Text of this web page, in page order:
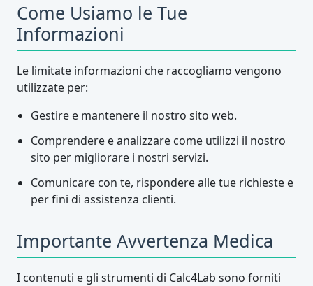
Come Usiamo le Tue
Informazioni
Le limitate informazioni che raccogliamo vengono
utilizzate per:
Gestire e mantenere il nostro sito web.
Comprendere e analizzare come utilizzi il nostro
sito per migliorare i nostri servizi.
Comunicare con te, rispondere alle tue richieste e
per fini di assistenza clienti.
Importante Avvertenza Medica
I contenuti e gli strumenti di Calc4Lab sono forniti